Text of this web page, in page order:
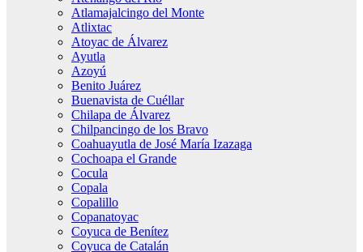
Atlamajalcingo del Monte
Atlixtac
Atoyac de Álvarez
Ayutla
Azoyú
Benito Juárez
Buenavista de Cuéllar
Chilapa de Álvarez
Chilpancingo de los Bravo
Coahuayutla de José María Izazaga
Cochoapa el Grande
Cocula
Copala
Copalillo
Copanatoyac
Coyuca de Benítez
Coyuca de Catalán